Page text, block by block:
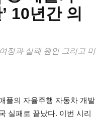
10년간 의
정과 실패 원인 그리고 미
플의 자율주행 자동차 개발
실패로 끝났다. 이번 시리